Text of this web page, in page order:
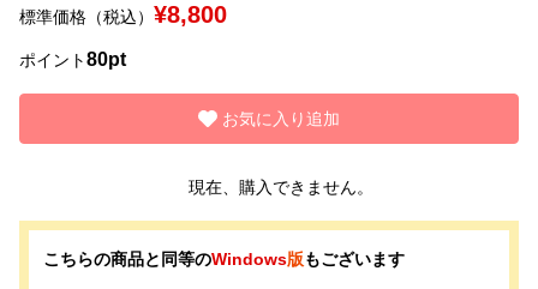
リセット
標準価格（税込） ¥8,800
ポイント80pt
お気に入り追加
現在、購入できません。
こちらの商品と同等のWindows版もございます